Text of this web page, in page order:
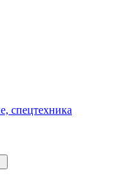
спецтехника